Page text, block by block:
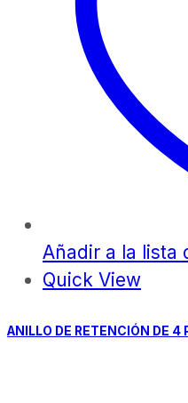
Añadir a la lista
Quick View
ANILLO DE RETENCIÓN DE 4